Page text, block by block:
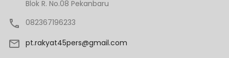
Blok R. No.08 Pekanbaru
082367196233
pt.rakyat45pers@gmail.com